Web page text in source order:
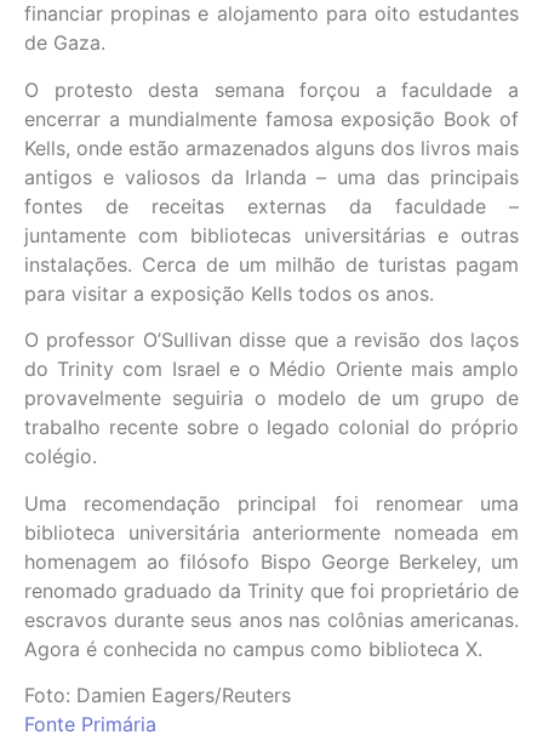
financiar propinas e alojamento para oito estudantes
de Gaza.
O protesto desta semana forçou a faculdade a
encerrar a mundialmente famosa exposição Book of
Kells, onde estão armazenados alguns dos livros mais
antigos e valiosos da Irlanda – uma das principais
fontes de receitas externas da faculdade –
juntamente com bibliotecas universitárias e outras
instalações. Cerca de um milhão de turistas pagam
para visitar a exposição Kells todos os anos.
O professor O’Sullivan disse que a revisão dos laços
do Trinity com Israel e o Médio Oriente mais amplo
provavelmente seguiria o modelo de um grupo de
trabalho recente sobre o legado colonial do próprio
colégio.
Uma recomendação principal foi renomear uma
biblioteca universitária anteriormente nomeada em
homenagem ao filósofo Bispo George Berkeley, um
renomado graduado da Trinity que foi proprietário de
escravos durante seus anos nas colônias americanas.
Agora é conhecida no campus como biblioteca X.
Foto: Damien Eagers/Reuters
Fonte Primária